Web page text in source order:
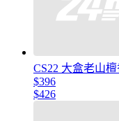
CS22 大盒老山
$396
$426